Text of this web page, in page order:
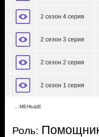
2 сезон 4 серия
2 сезон 3 серия
2 сезон 2 серия
2 сезон 1 серия
…МЕНЬШЕ
Роль: